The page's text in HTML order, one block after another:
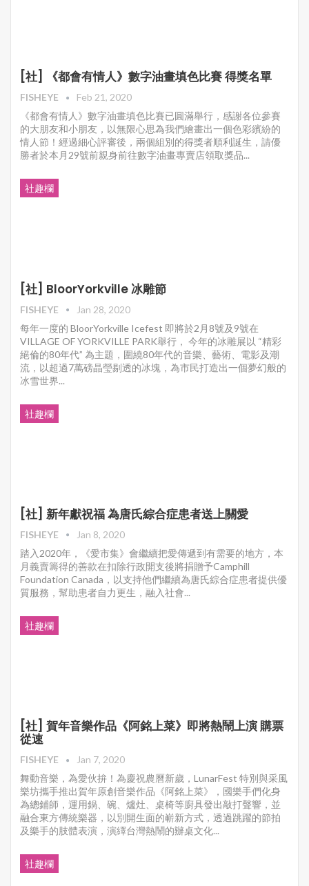
[社] 《都會有情人》數字油畫填色比賽 得獎名單
FISHEYE
Feb 21, 2020
《都會有情人》數字油畫填色比賽已圓滿舉行，感謝各位參賽
的大朋友和小朋友，以無限心思為我們繪畫出一個色彩繽紛的
情人節！經過細心評審後，兩個組別的得獎者順利誕生，請優
勝者於本月29號前親身前往數字油畫專賣店領取獎品...
社趣欄
[社] BloorYorkville 冰雕節
FISHEYE
Jan 28, 2020
每年一度的 BloorYorkville Icefest 即將於2月8號及9號在
VILLAGE OF YORKVILLE PARK舉行， 今年的冰雕展以 “精彩
絕倫的80年代” 為主題，圍繞80年代的音樂、藝術、電影及潮
流，以超過7萬磅晶瑩剔透的冰塊，為市民打造出一個夢幻般的
冰雪世界...
社趣欄
[社] 新年獻祝福 為唐氏綜合症患者送上關愛
FISHEYE
Jan 8, 2020
踏入2020年，《愛市集》會繼續把愛傳遞到有需要的地方，本
月義賣籌得的善款在扣除行政開支後將捐贈予Camphill
Foundation Canada，以支持他們繼續為唐氏綜合症患者提供優
質服務，幫助患者自力更生，融入社會...
社趣欄
[社] 賀年音樂作品《阿銘上菜》即將熱鬧上演 購票
從速
FISHEYE
Jan 7, 2020
舞動音樂，為愛伙拚！為慶祝農曆新歲，LunarFest 特別與采風
樂坊攜手推出賀年原創音樂作品《阿銘上菜》，國樂手們化身
為總鋪師，運用鍋、碗、爐灶、桌椅等廚具發出敲打聲響，並
融合東方傳統樂器，以別開生面的嶄新方式，透過跳躍的節拍
及樂手的肢體表演，演繹台灣熱鬧的辦桌文化...
社趣欄